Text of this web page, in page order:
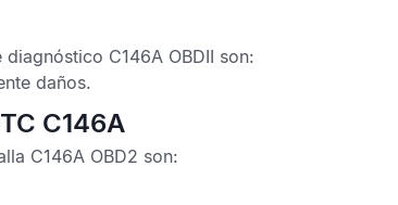
C146A OBDII son:
daños.
C146A
C146A OBD2 son: